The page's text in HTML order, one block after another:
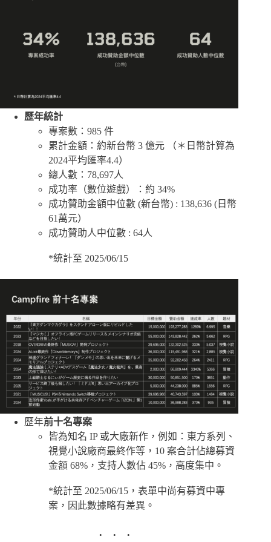
歷年統計
專案數：985 件
累計金額：約新台幣 3 億元 （＊日幣計算為
2024平均匯率4.4）
總人數：78,697人
成功率（數位遊戲）：約 34%
成功贊助金額中位數 (新台幣) : 138,636 (日幣
61萬元）
成功贊助人中位數 : 64人
*統計至 2025/06/15
歷年前十名專案
皆為知名 IP 或大廠新作，例如：東方系列、
視覺小說廠商最終作等，10 案合計佔總募資
金額 68%，支持人數佔 45%，高度集中。
*統計至 2025/06/15，表單中尚有募資中專
案，因此數據略有差異。